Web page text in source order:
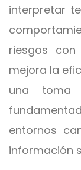
interpretar
riesgos
mejora la
una toma
entornos
información